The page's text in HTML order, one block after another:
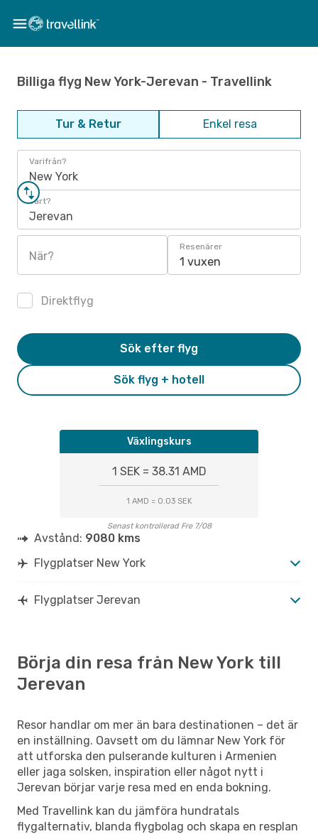
Billiga flyg New York-Jerevan - Travellink
Tur & Retur Enkel resa
Varifrån?
New York
Vart?
Jerevan
När?
Resenärer
1 vuxen
Direktflyg
Sök flyg + hotell
Sök efter flyg
Växlingskurs
1 SEK = 38.31 AMD
1 AMD = 0.03 SEK
Senast kontrollerad Fre 7/08
Avstånd: 9080 kms
Flygplatser New York
Flygplatser Jerevan
Börja din resa från New York till
Jerevan
Resor handlar om mer än bara destinationen – det är
en inställning. Oavsett om du lämnar New York för
att utforska den pulserande kulturen i Armenien
eller jaga solsken, inspiration eller något nytt i
Jerevan börjar varje resa med en enda bokning.
Med Travellink kan du jämföra hundratals
flygalternativ, blanda flygbolag och skapa en resplan